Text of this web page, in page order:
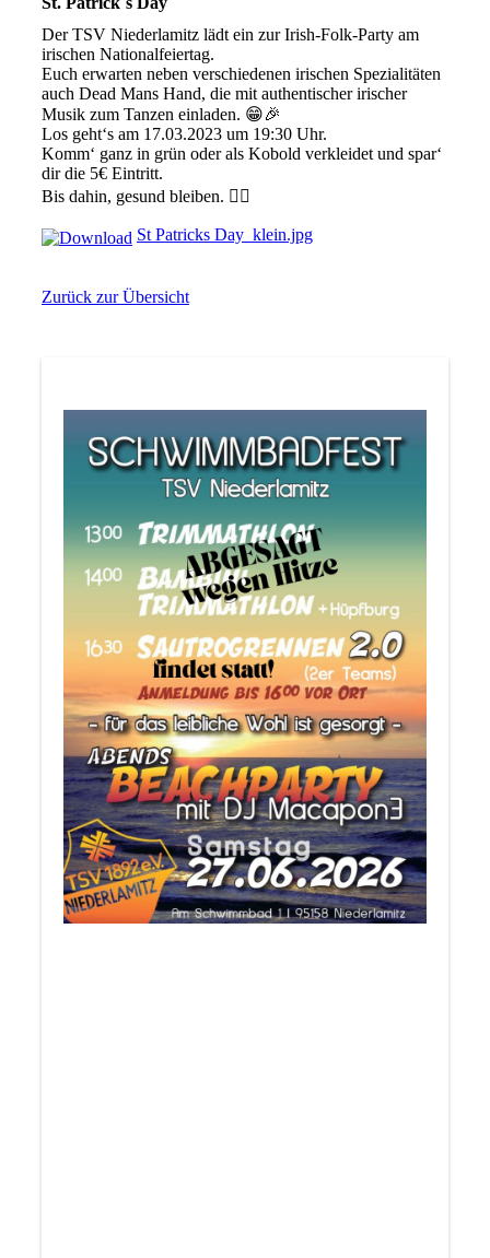
Der TSV Niederlamitz lädt ein zur Irish-Folk-Party am
irischen Nationalfeiertag.
Euch erwarten neben verschiedenen irischen Spezialitäten
auch Dead Mans Hand, die mit authentischer irischer
Musik zum Tanzen einladen. 😁🎉
Los geht‘s am 17.03.2023 um 19:30 Uhr.
Komm‘ ganz in grün oder als Kobold verkleidet und spar‘
dir die 5€ Eintritt.
Bis dahin, gesund bleiben. ✌🏼
St Patricks Day_klein.jpg
Zurück zur Übersicht